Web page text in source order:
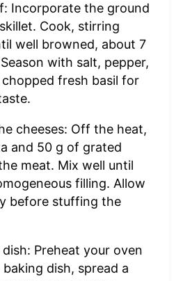
Incorporate the ground
Cook, stirring
well browned, about 7
with salt, pepper,
fresh basil for
cheeses: Off the heat,
and 50 g of grated
meat. Mix well until
filling. Allow
before stuffing the
Preheat your oven
baking dish, spread a